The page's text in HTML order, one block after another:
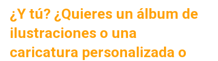
¿Y tú? ¿Quieres un álbum de
ilustraciones o una
caricatura personalizada o